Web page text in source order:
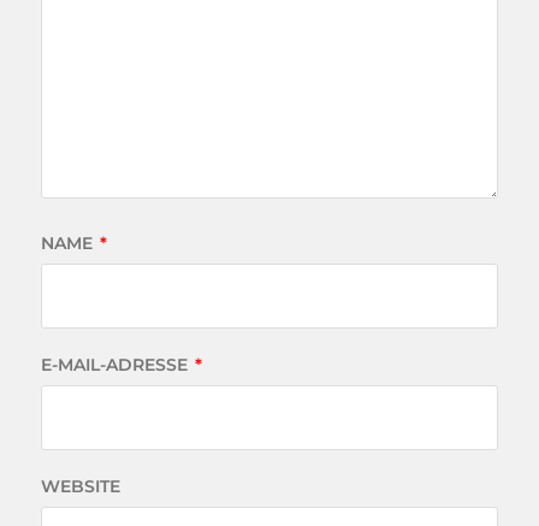
NAME *
E-MAIL-ADRESSE *
WEBSITE